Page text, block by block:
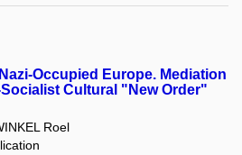
Occupied Europe. Mediation
Cultural "New Order"
Roel